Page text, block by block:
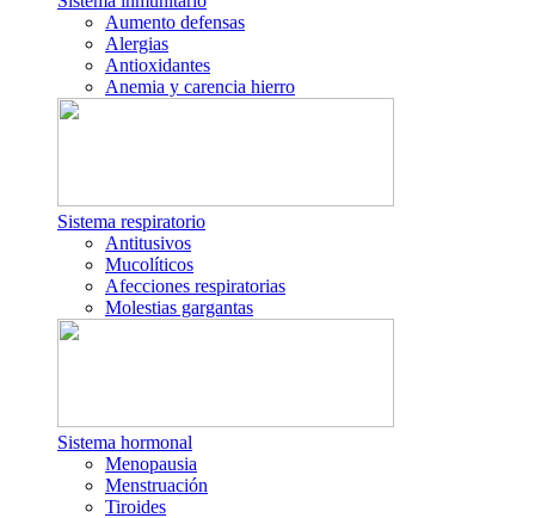
Aumento defensas
Alergias
Antioxidantes
Anemia y carencia hierro
Sistema respiratorio
Antitusivos
Mucolíticos
Afecciones respiratorias
Molestias gargantas
Sistema hormonal
Menopausia
Menstruación
Tiroides